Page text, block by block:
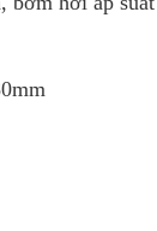
kim
hơi áp suất